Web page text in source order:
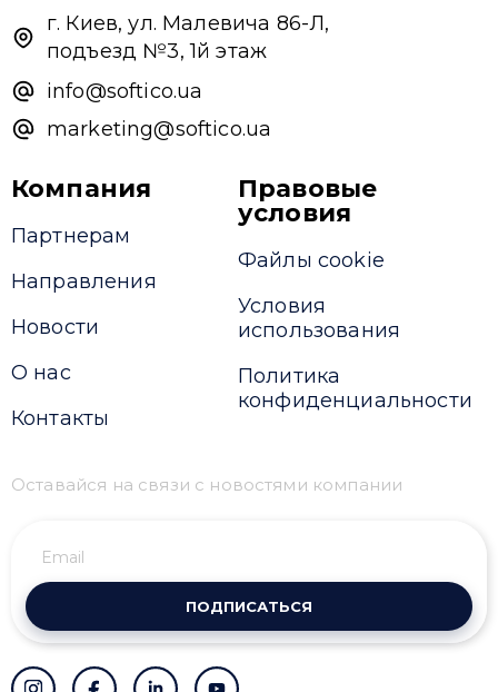
г. Киев, ул. Малевича 86-Л,
подъезд №3, 1й этаж
info@softico.ua
marketing@softico.ua
Компания
Партнерам
Направления
Новости
О нас
Контакты
Правовые
условия
Файлы cookie
Условия
использования
Политика
конфиденциальности
Оставайся на связи с новостями компании
ПОДПИСАТЬСЯ
Привіт 👋, чим тобі допомогти?
Ми зазвичай відповідаємо дуже швидко
Надіслати повідомлення